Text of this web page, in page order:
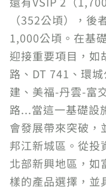
（352公頃），後
1,000公頃。在基
迎接重要項目，如
路、DT 741、環
建、美福-丹雲-富
路...當這一基礎設
會發展帶來突破，
邦江新城區。從投
北部新興地區，如
樣的產品選擇，並